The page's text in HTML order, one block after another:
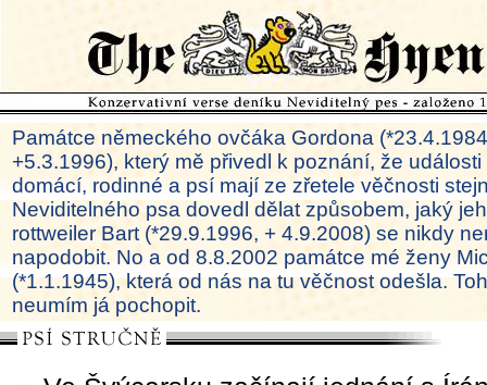
Památce německého ovčáka Gordona
+5.3.1996), který mě přivedl k poznání, že
domácí, rodinné a psí mají ze zřetele věčnosti
Neviditelného psa dovedl dělat způsobem, jaký
rottweiler Bart (*29.9.1996, + 4.9.2008) se nikdy
napodobit. No a od 8.8.2002 památce mé ženy
(*1.1.1945), která od nás na tu věčnost odešla.
neumím já pochopit.